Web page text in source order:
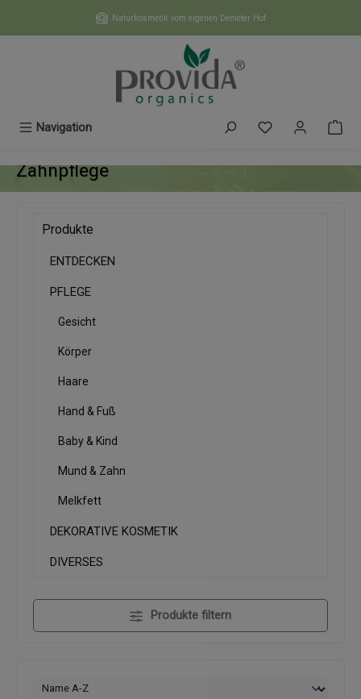
Zum Hauptinhalt springenNaturkosmetik vom eigenen Demeter Hof
Navigation Du hast 0
Zahnpflege
Produkte
ENTDECKEN
PFLEGE
Gesicht
Körper
Haare
Hand & Fuß
Baby & Kind
Mund & Zahn
Melkfett
DEKORATIVE KOSMETIK
DIVERSES
Produkte filtern